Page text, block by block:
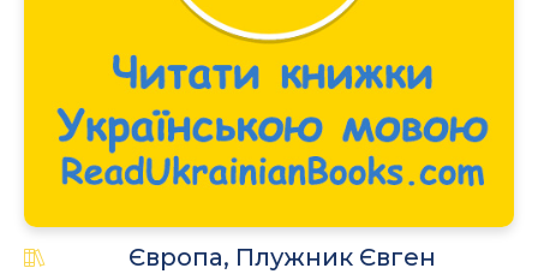
Європа, Плужник Євген